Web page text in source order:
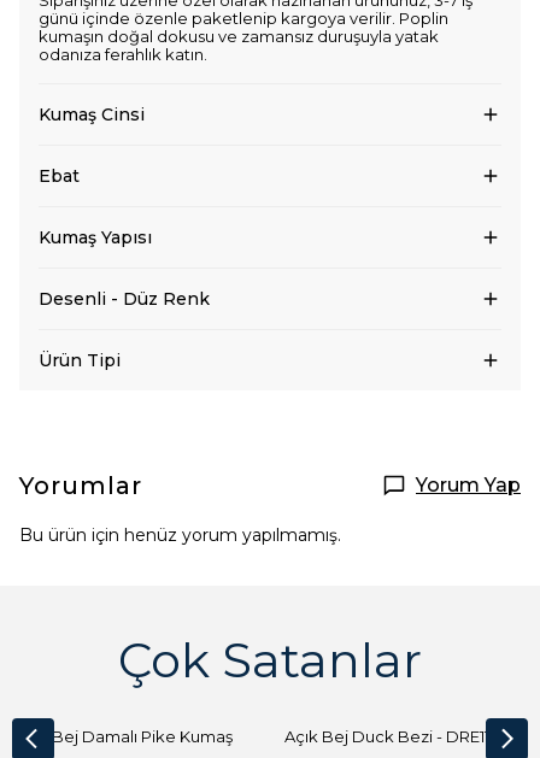
günü içinde özenle paketlenip kargoya verilir. Poplin
kumaşın doğal dokusu ve zamansız duruşuyla yatak
odanıza ferahlık katın.
Kumaş Cinsi
Ebat
Kumaş Yapısı
Desenli - Düz Renk
Ürün Tipi
Yorumlar Yorum Yap
Bu ürün için henüz yorum yapılmamış.
Çok Satanlar
Açık Bej Damalı Pike Kumaş Açık Bej Duck Bezi - DRE1144 Kumaş Peçete